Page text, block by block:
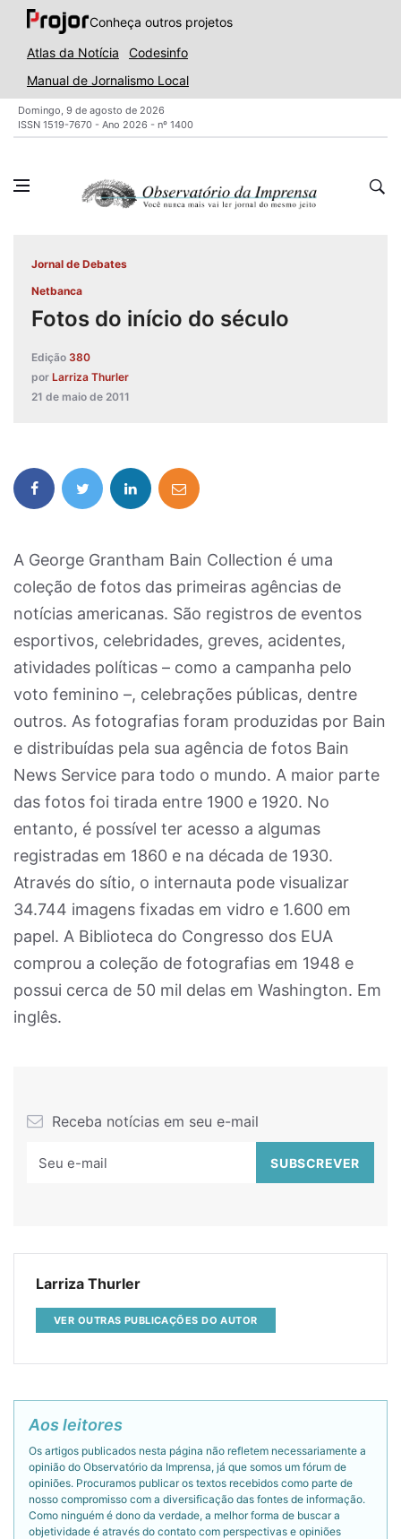
Conheça outros projetos
Atlas da Notícia
Codesinfo
Manual de Jornalismo Local
Domingo, 9 de agosto de 2026
ISSN 1519-7670 - Ano 2026 - nº 1400
Jornal de Debates
Netbanca
Fotos do início do século
Edição 380
por Larriza Thurler
21 de maio de 2011
A George Grantham Bain Collection é uma
coleção de fotos das primeiras agências de
notícias americanas. São registros de eventos
esportivos, celebridades, greves, acidentes,
atividades políticas – como a campanha pelo
voto feminino –, celebrações públicas, dentre
outros. As fotografias foram produzidas por Bain
e distribuídas pela sua agência de fotos Bain
News Service para todo o mundo. A maior parte
das fotos foi tirada entre 1900 e 1920. No
entanto, é possível ter acesso a algumas
registradas em 1860 e na década de 1930.
Através do sítio, o internauta pode visualizar
34.744 imagens fixadas em vidro e 1.600 em
papel. A Biblioteca do Congresso dos EUA
comprou a coleção de fotografias em 1948 e
possui cerca de 50 mil delas em Washington. Em
inglês.
Receba notícias em seu e-mail
Larriza Thurler
VER OUTRAS PUBLICAÇÕES DO AUTOR
Aos leitores
Os artigos publicados nesta página não refletem necessariamente a
opinião do Observatório da Imprensa, já que somos um fórum de
opiniões. Procuramos publicar os textos recebidos como parte de
nosso compromisso com a diversificação das fontes de informação.
Como ninguém é dono da verdade, a melhor forma de buscar a
objetividade é através do contato com perspectivas e opiniões